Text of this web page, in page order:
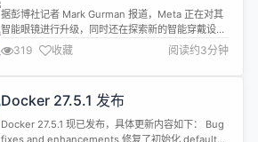
据彭博社记者 Mark Gurman 报道，Meta 正在对其
智能眼镜进行升级，同时还在探索新的智能穿戴设
备。 报道中指出，Meta 将开发对标苹果 Apple
Watch 和 AirPods 的产品。据悉，大约五年前，
Meta 曾探索发布一款能与苹果、三星等公司竞争的
算通过恢复打造智能手表的计划，并通过该...
319 收藏 阅读约3分钟
Docker 27.5.1 发布
Docker 27.5.1 现已发布，具体更新内容如下： Bug
fixes and enhancements 修复了初始化 default